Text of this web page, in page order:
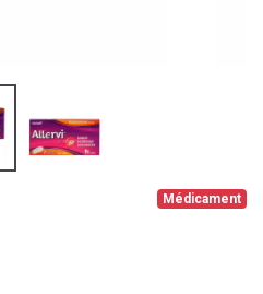
Médicament